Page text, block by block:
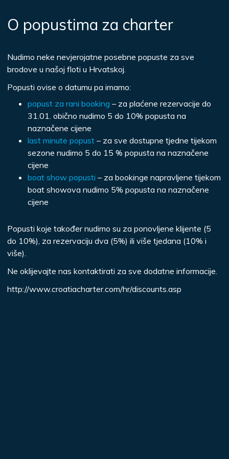
O popustima za charter
Nudimo neke nevjerojatne posebne popuste za sve
brodove u našoj floti u Hrvatskoj.
Popusti ovise o datumu pa imamo:
popust za rani booking – za plaćene rezervacije do
31.01. obično nudimo 5 do 10% popusta na
naznačene cijene
last minute popust– za sve dostupne tjedne tijekom
sezone nudimo 5 do 15 % popusta na naznačene
cijene
boat show popusti– za bookinge napravljene tijekom
boat showova nudimo 5% popusta na naznačene
cijene
Popusti koje također nudimo su za ponovljene klijente (5
do 10%), za rezervaciju dva (5%) ili više tjedana (10% i
više).
Ne oklijevajte nas kontaktirati za sve dodatne informacije.
http://www.croatiacharter.com/hr/discounts.asp